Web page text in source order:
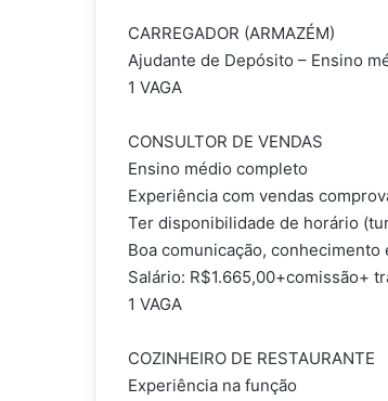
CARREGADOR (ARMAZÉM)
Ajudante de Depósito – Ensino
1 VAGA
CONSULTOR DE VENDAS
Ensino médio completo
Experiência com vendas
Ter disponibilidade de horário
Boa comunicação, conhecimento
Salário: R$1.665,00+comissão+
1 VAGA
COZINHEIRO DE RESTAURANTE
Experiência na função